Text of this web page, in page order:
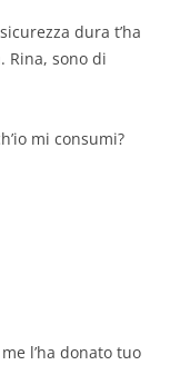
dura t’ha
Rina, sono di
mi consumi?
l’ha donato tuo